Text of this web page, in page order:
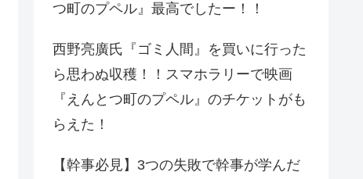
つ町のプペル』最高でしたー！！
西野亮廣氏『ゴミ人間』を買いに行った
ら思わぬ収穫！！スマホラリーで映画
『えんとつ町のプペル』のチケットがも
らえた！
【幹事必見】3つの失敗で幹事が学んだ